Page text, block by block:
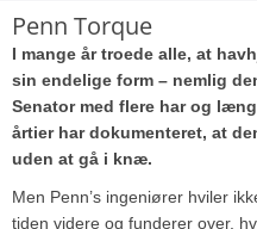
Penn Torque
I mange år troede alle, at
sin endelige form – nemlig
Senator med flere har og
årtier har dokumenteret, at
uden at gå i knæ.
Men Penn’s ingeniører hviler
tiden videre og funderer over,